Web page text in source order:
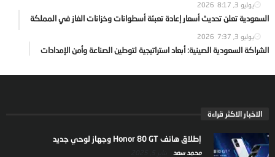
يوليو 3, 2026 8:17
السعودية تعلن تحديث أسعار إعادة تعبئة أسطوانات وخزانات الغاز في المملكة
يوليو 3, 2026 7:37
الشراكة السعودية الصينية: أبعاد استراتيجية لتوطين الصناعة وأمن الإمدادات
الاخبار الاكثر قراءة
إطلاق هاتف Honor 80 GT وجهاز لوحي جديد
محمد سعد